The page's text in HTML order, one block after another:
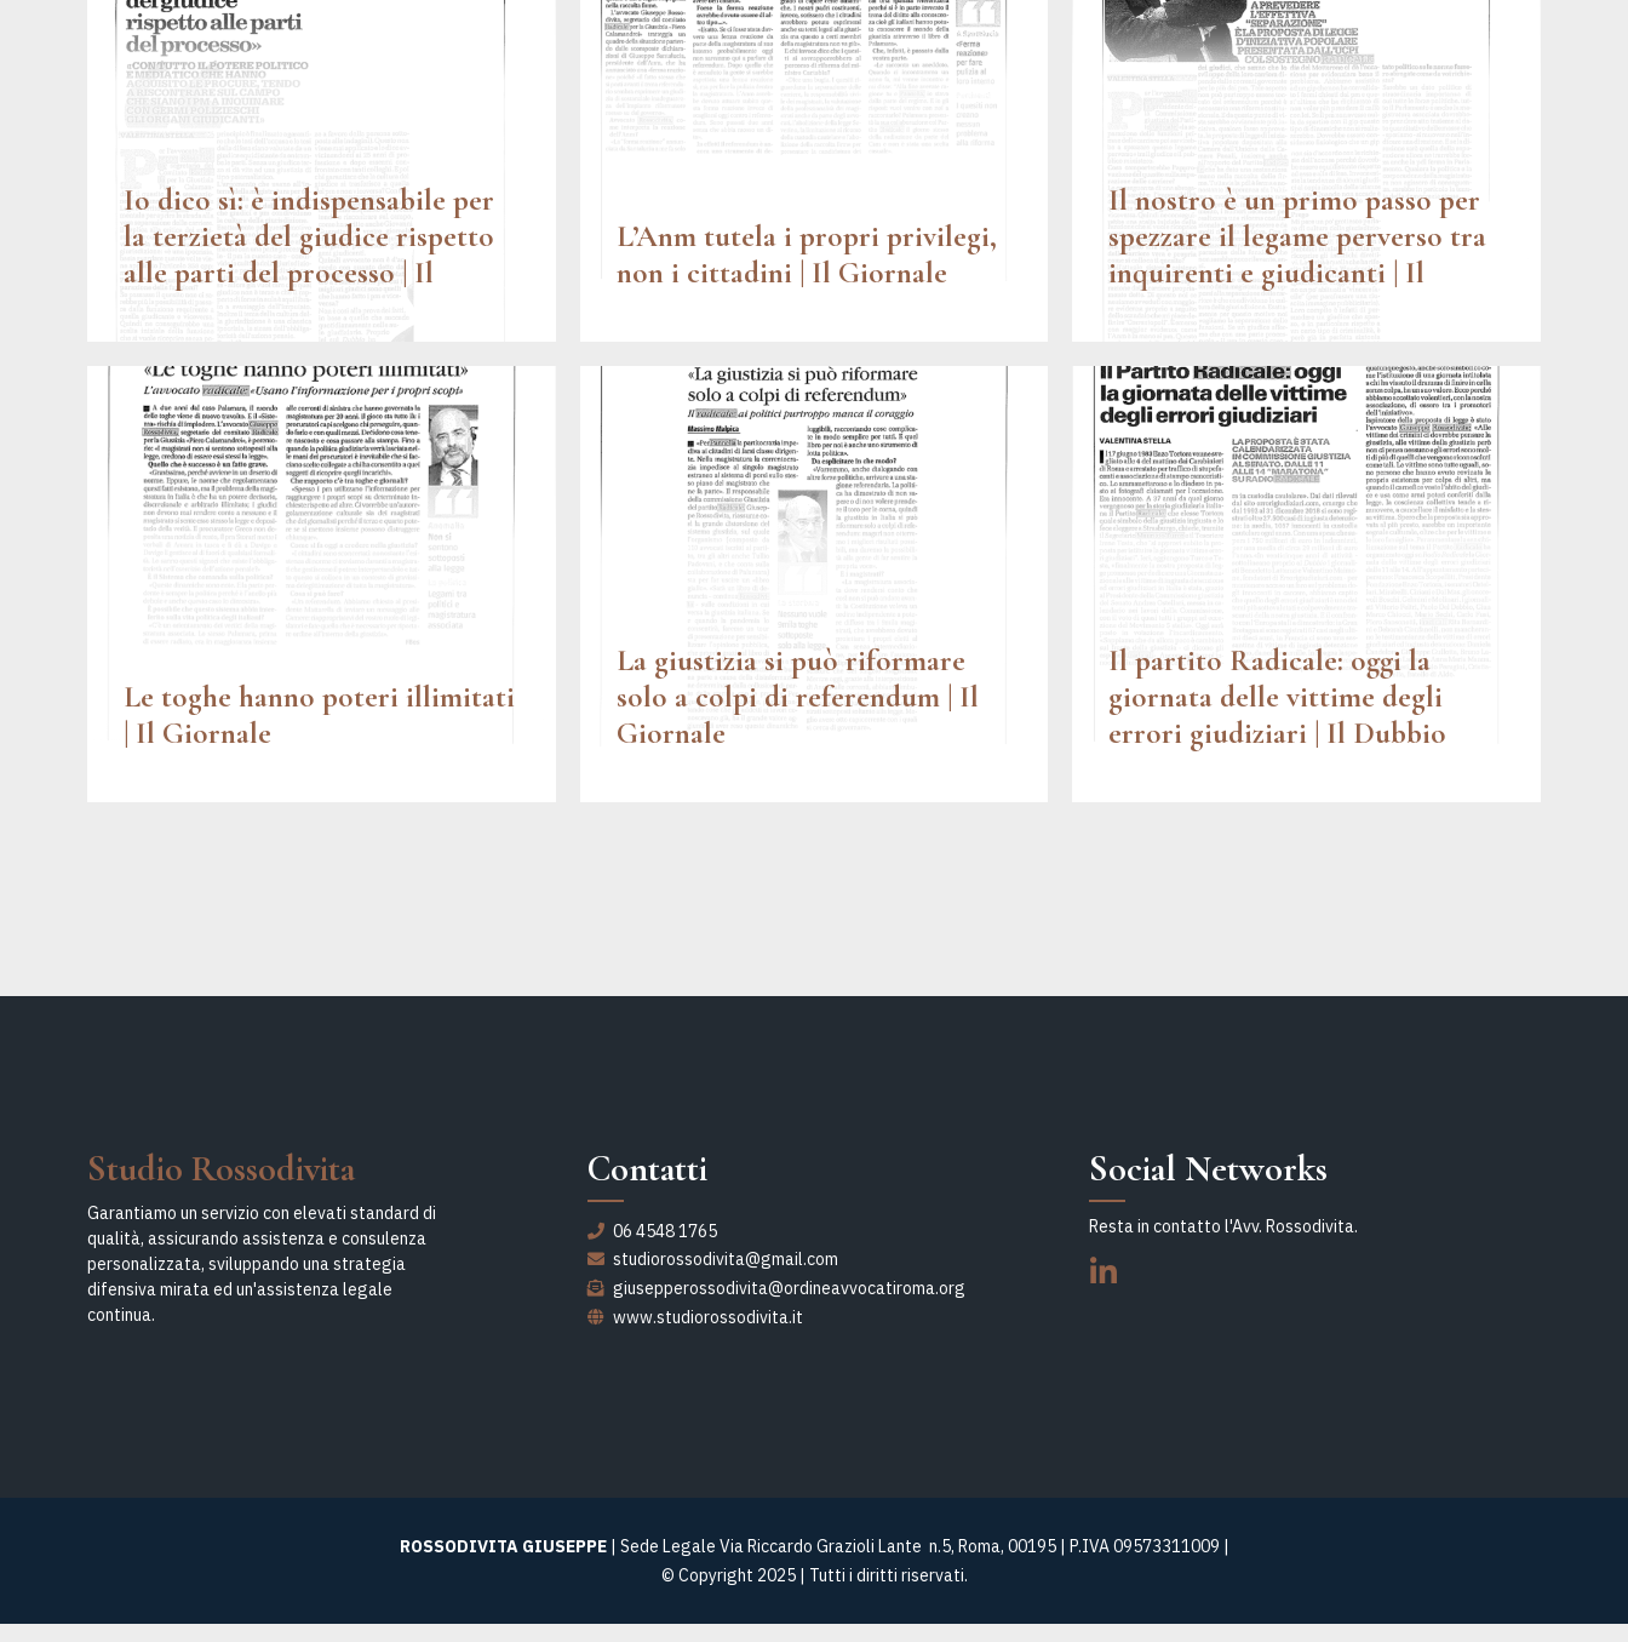
Io dico sì: è indispensabile per
la terzietà del giudice rispetto
alle parti del processo | Il
L’Anm tutela i propri privilegi,
non i cittadini | Il Giornale
Il nostro è un primo passo per
spezzare il legame perverso tra
inquirenti e giudicanti | Il
Le toghe hanno poteri illimitati
| Il Giornale
La giustizia si può riformare
solo a colpi di referendum | Il
Giornale
Il partito Radicale: oggi la
giornata delle vittime degli
errori giudiziari | Il Dubbio
Studio Rossodivita
Garantiamo un servizio con elevati standard di
qualità, assicurando assistenza e consulenza
personalizzata, sviluppando una strategia
difensiva mirata ed un'assistenza legale
continua.
Contatti
06 4548 1765
studiorossodivita@gmail.com
giusepperossodivita@ordineavvocatiroma.org
www.studiorossodivita.it
Social Networks
Resta in contatto l'Avv. Rossodivita.
ROSSODIVITA GIUSEPPE | Sede Legale Via Riccardo Grazioli Lante n.5, Roma, 00195 | P.IVA 09573311009 |
© Copyright 2025 | Tutti i diritti riservati.